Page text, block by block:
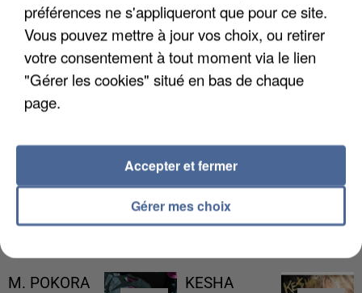
COULÉE DE BOUE EN HAUTE-SAVOIE
M. POKORA KESHA
préférences ne s'appliqueront que pour ce site.
Vous pouvez mettre à jour vos choix, ou retirer
votre consentement à tout moment via le lien
"Gérer les cookies" situé en bas de chaque
page.
Gérer mes choix
Accepter et fermer